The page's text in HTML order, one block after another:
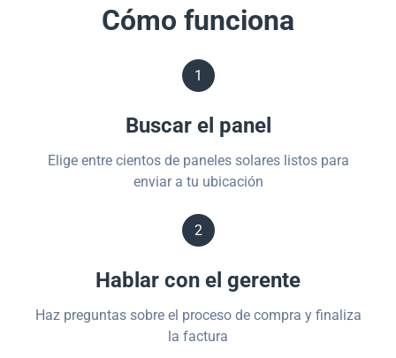
Cómo funciona
1
Buscar el panel
Elige entre cientos de paneles solares listos para
enviar a tu ubicación
2
Hablar con el gerente
Haz preguntas sobre el proceso de compra y finaliza
la factura